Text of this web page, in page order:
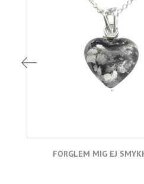
FORGLEM MIG EJ